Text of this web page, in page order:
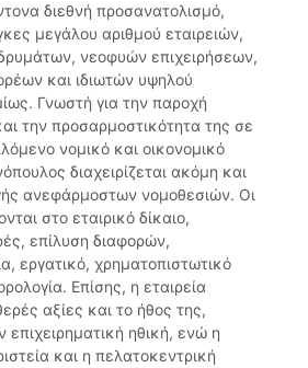
διεθνή προσανατολισμό,
μεγάλου αριθμού εταιρειών,
νεοφυών επιχειρήσεων,
και ιδιωτών υψηλού
Γνωστή για την παροχή
την προσαρμοστικότητα της σε
νομικό και οικονομικό
διαχειρίζεται ακόμη και
ανεφάρμοστων νομοθεσιών. Οι
στο εταιρικό δίκαιο,
επίλυση διαφορών,
εργατικό, χρηματοπιστωτικό
Επίσης, η εταιρεία
αξίες και το ήθος της,
ηθική, ενώ η
και η πελατοκεντρική